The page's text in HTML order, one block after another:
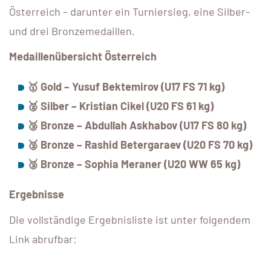
Österreich – darunter ein Turniersieg, eine Silber-
und drei Bronzemedaillen.
Medaillenübersicht Österreich
🥇 Gold – Yusuf Bektemirov (U17 FS 71 kg)
🥈 Silber – Kristian Cikel (U20 FS 61 kg)
🥉 Bronze – Abdullah Askhabov (U17 FS 80 kg)
🥉 Bronze – Rashid Betergaraev (U20 FS 70 kg)
🥉 Bronze – Sophia Meraner (U20 WW 65 kg)
Ergebnisse
Die vollständige Ergebnisliste ist unter folgendem
Link abrufbar: